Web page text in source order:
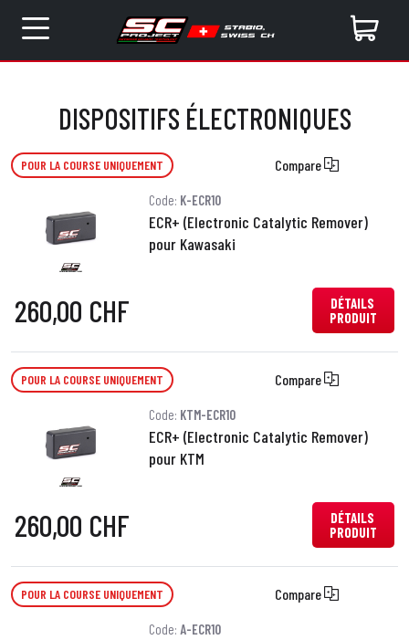
DISPOSITIFS ÉLECTRONIQUES
POUR LA COURSE UNIQUEMENT Compare
Code: K-ECR10
ECR+ (Electronic Catalytic Remover)
pour Kawasaki
260,00 CHF
DÉTAILS
PRODUIT
POUR LA COURSE UNIQUEMENT Compare
Code: KTM-ECR10
ECR+ (Electronic Catalytic Remover)
pour KTM
260,00 CHF
DÉTAILS
PRODUIT
POUR LA COURSE UNIQUEMENT Compare
Code: A-ECR10